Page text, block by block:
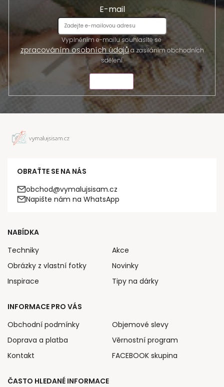
E-mail
Vyplněním e-mailu souhlasíte se
zpracováním osobních údajůa zasíláním obchodních
sdělení.
OBRAŤTE SE NA NÁS
obchod@vymalujsisam.cz
Napište nám na WhatsApp
NABÍDKA
Techniky
Obrázky z vlastní fotky
Inspirace
Akce
Novinky
Tipy na dárky
INFORMACE PRO VÁS
Obchodní podmínky
Doprava a platba
Kontakt
Objemové slevy
Věrnostní program
FACEBOOK skupina
ČASTO HLEDANÉ INFORMACE